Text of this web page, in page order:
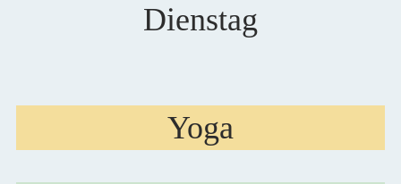
Dienstag
Yoga